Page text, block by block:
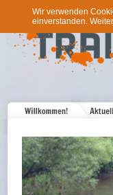
Wir verwenden
einverstanden.